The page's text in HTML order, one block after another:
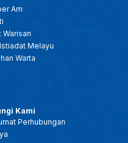
Am
Warisan
Melayu
Warta
Kami
Perhubungan